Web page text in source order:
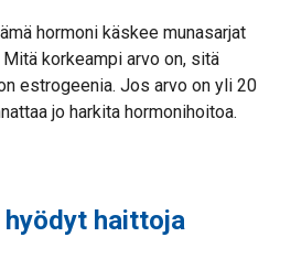
hormoni käskee munasarjat
korkeampi arvo on, sitä
estrogeenia. Jos arvo on yli 20
jo harkita hormonihoitoa.
haittoja